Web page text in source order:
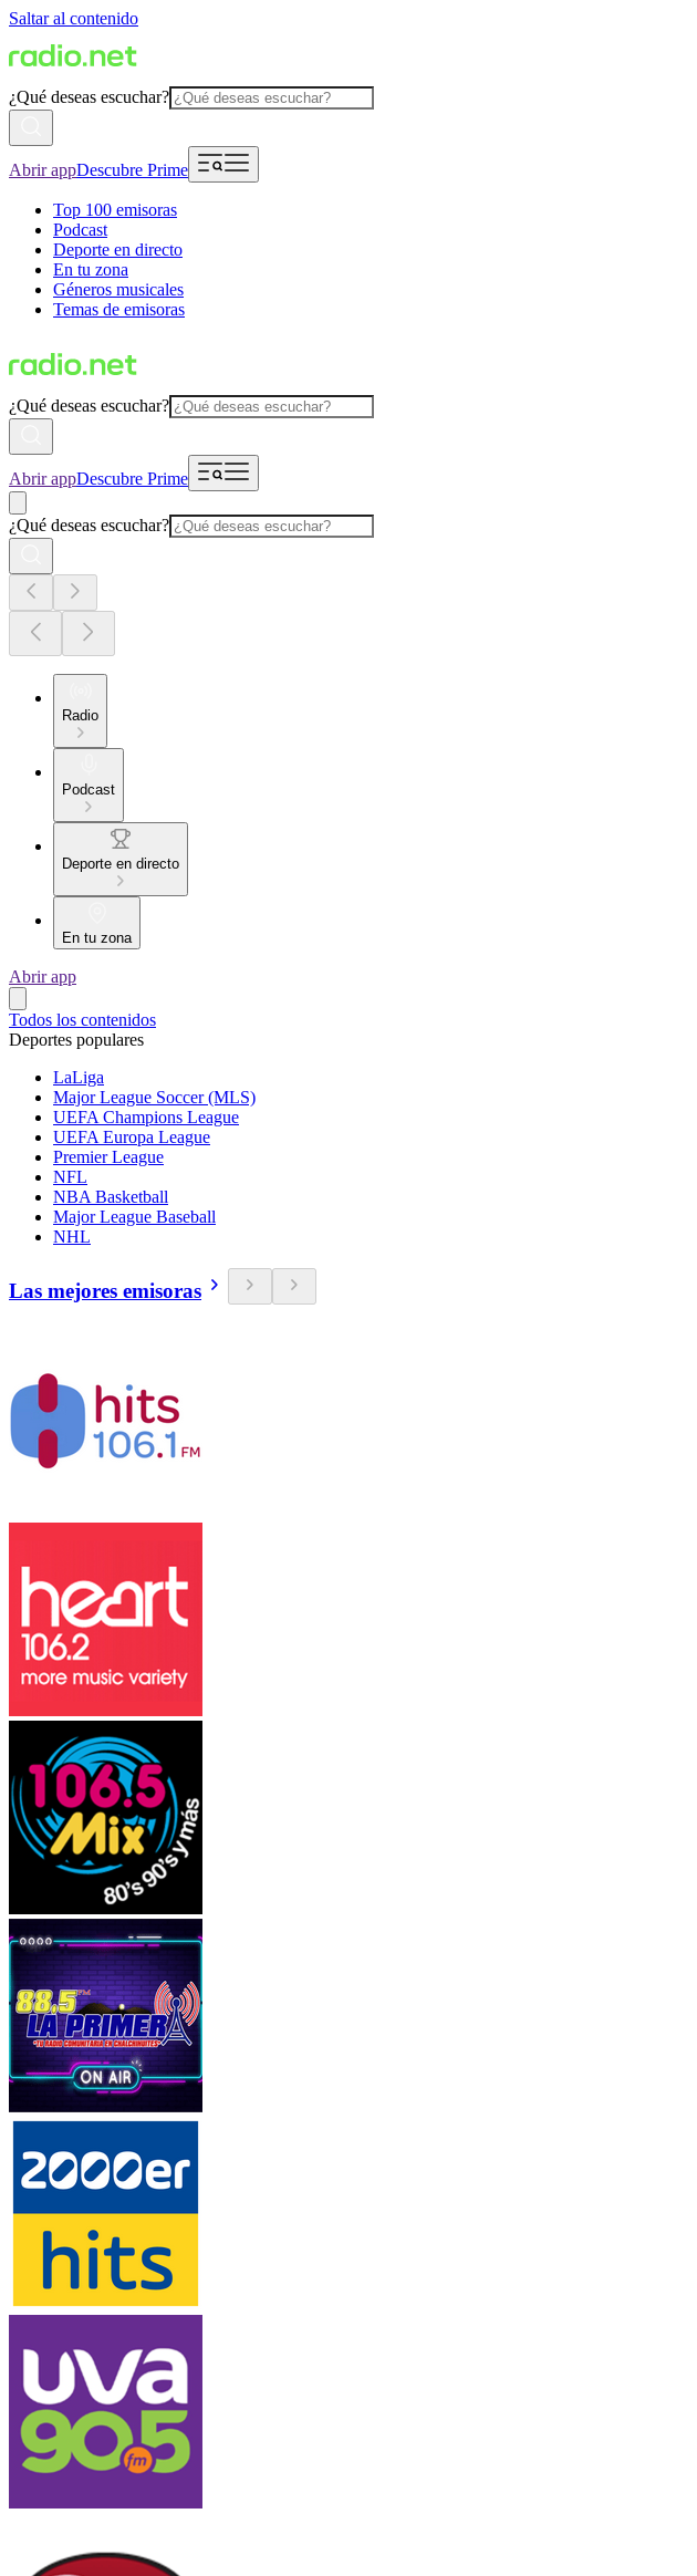
Saltar al contenido
¿Qué deseas escuchar?
Abrir appDescubre Prime
Top 100 emisoras
Podcast
Deporte en directo
En tu zona
Géneros musicales
Temas de emisoras
¿Qué deseas escuchar?
Abrir appDescubre Prime
¿Qué deseas escuchar?
Radio
Podcast
Deporte en directo
En tu zona
Abrir app
Todos los contenidos
Deportes populares
LaLiga
Major League Soccer (MLS)
UEFA Champions League
UEFA Europa League
Premier League
NFL
NBA Basketball
Major League Baseball
NHL
Las mejores emisoras